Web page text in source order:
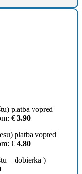
platba vopred
€ 3.90
platba vopred
€ 4.80
– dobierka )